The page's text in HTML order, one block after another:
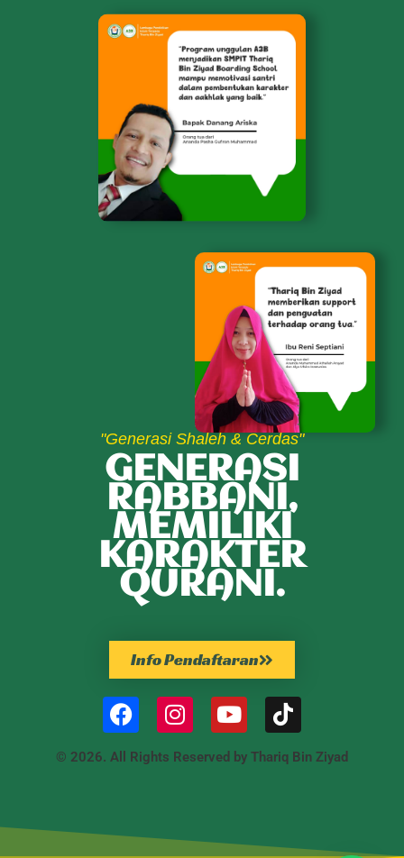
"Generasi Shaleh & Cerdas"
GENERASI
RABBANI,
MEMILIKI
KARAKTER
QURANI.
Info Pendaftaran
© 2026. All Rights Reserved by Thariq Bin Ziyad